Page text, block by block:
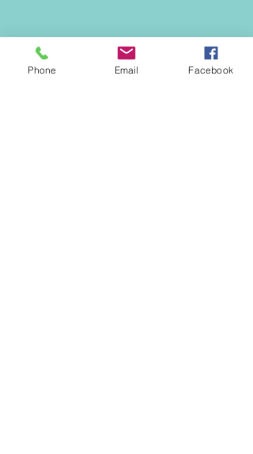
Phone Email Facebook